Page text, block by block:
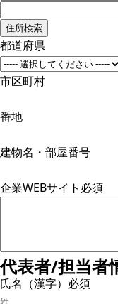
都道府県
市区町村
番地
建物名・部屋番号
企業WEBサイト 必須
代表者/担当者
氏名（漢字） 必須